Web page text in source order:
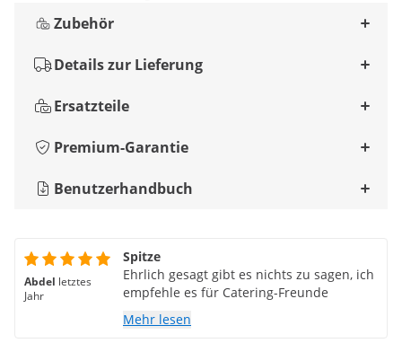
Zubehör
Details zur Lieferung
Ersatzteile
Premium-Garantie
Benutzerhandbuch
Abdel letztes
Jahr
Spitze
Ehrlich gesagt gibt es nichts zu sagen, ich
empfehle es für Catering-Freunde
Mehr lesen